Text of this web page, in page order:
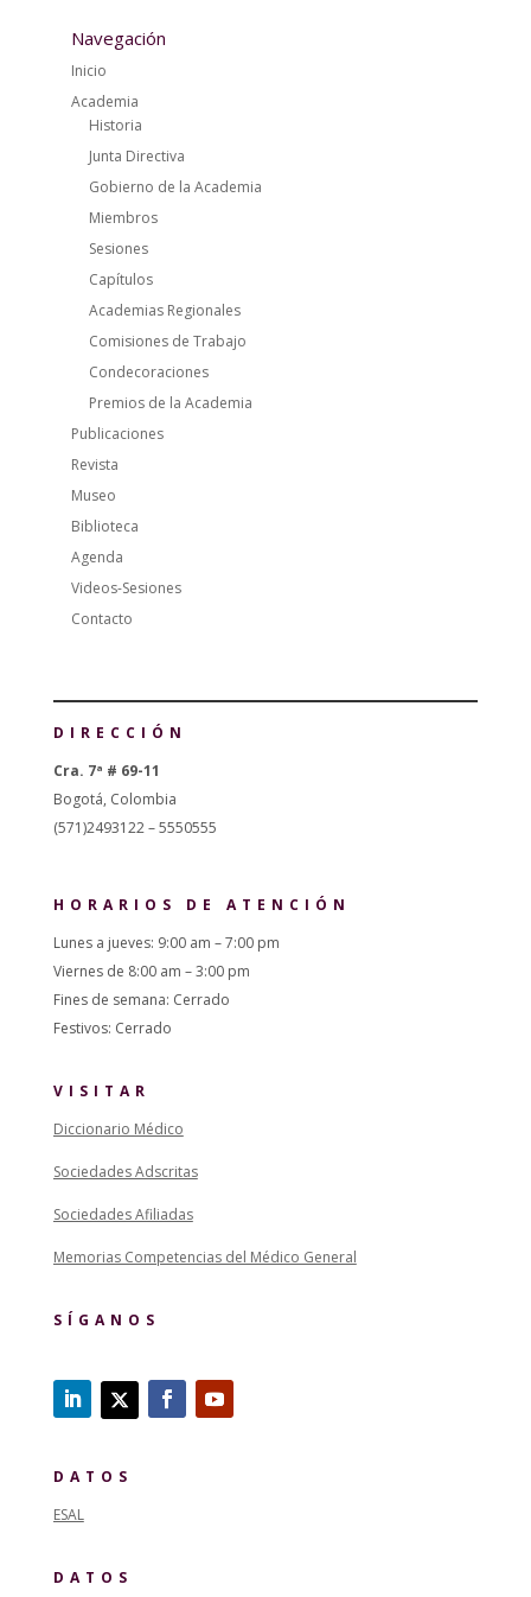
Navegación
Inicio
Academia
Historia
Junta Directiva
Gobierno de la Academia
Miembros
Sesiones
Capítulos
Academias Regionales
Comisiones de Trabajo
Condecoraciones
Premios de la Academia
Publicaciones
Revista
Museo
Biblioteca
Agenda
Videos-Sesiones
Contacto
DIRECCIÓN
Cra. 7ª # 69-11
Bogotá, Colombia
(571)2493122 – 5550555
HORARIOS DE ATENCIÓN
Lunes a jueves: 9:00 am – 7:00 pm
Viernes de 8:00 am – 3:00 pm
Fines de semana: Cerrado
Festivos: Cerrado
VISITAR
Diccionario Médico
Sociedades Adscritas
Sociedades Afiliadas
Memorias Competencias del Médico General
SÍGANOS
DATOS
ESAL
DATOS